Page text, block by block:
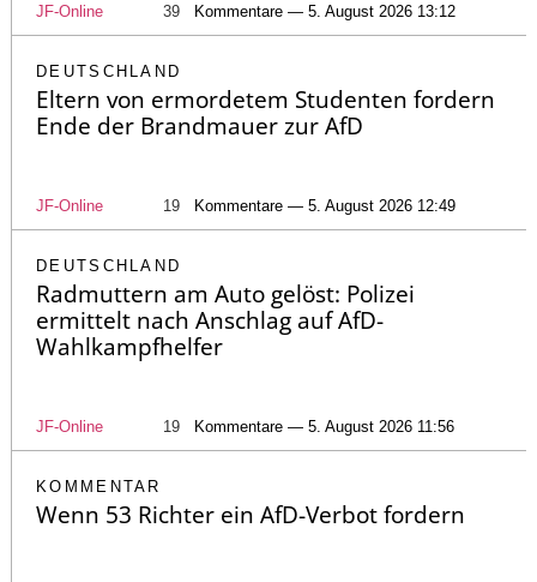
JF-Online 39 Kommentare — 5. August 2026 13:12
DEUTSCHLAND
Eltern von ermordetem Studenten fordern
Ende der Brandmauer zur AfD
JF-Online 19 Kommentare — 5. August 2026 12:49
DEUTSCHLAND
Radmuttern am Auto gelöst: Polizei
ermittelt nach Anschlag auf AfD-
Wahlkampfhelfer
JF-Online 19 Kommentare — 5. August 2026 11:56
KOMMENTAR
Wenn 53 Richter ein AfD-Verbot fordern